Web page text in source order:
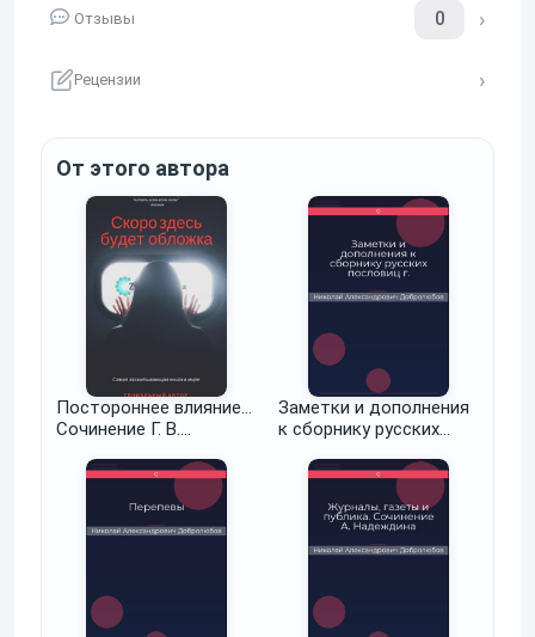
Отзывы 0
Рецензии
От этого автора
Постороннее влияние…
Сочинение Г. В.
Заметки и дополнения
к сборнику русских